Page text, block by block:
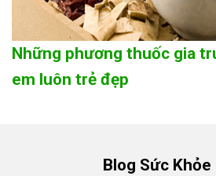
Những phương thuốc gia
em luôn trẻ đẹp
Blog Sức Khỏe